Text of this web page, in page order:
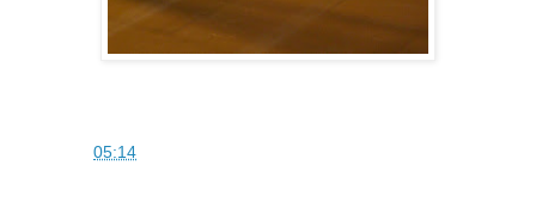
05:14